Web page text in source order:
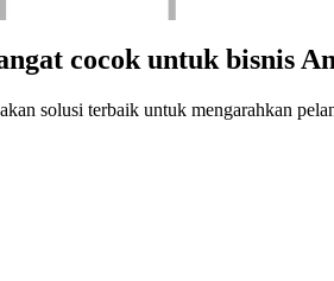
cocok untuk bisnis
solusi terbaik untuk mengarahkan